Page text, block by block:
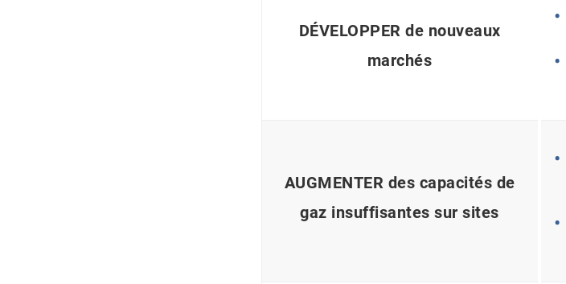
DÉVELOPPER de nouveaux
marchés
AUGMENTER des capacités de
gaz insuffisantes sur sites